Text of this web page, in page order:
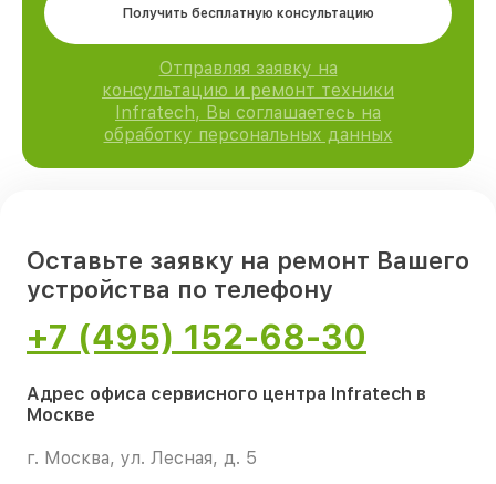
Получить бесплатную консультацию
Отправляя заявку на
консультацию и ремонт техники
Infratech, Вы соглашаетесь на
обработку персональных данных
Оставьте заявку на ремонт Вашего
устройства по телефону
+7 (495) 152-68-30
Адрес офиса сервисного центра Infratech в
Москве
г. Москва, ул. Лесная, д. 5